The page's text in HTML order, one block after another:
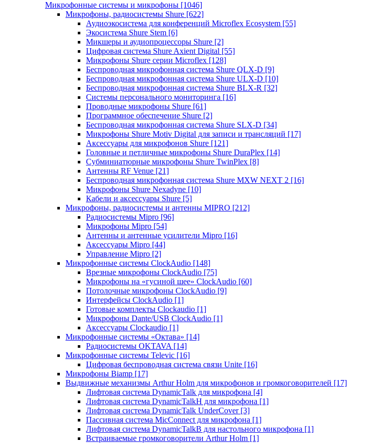
Микрофонные системы и микрофоны [1046]
Микрофоны, радиосистемы Shure [622]
Аудиоэкосистема для конференций Microflex Ecosystem [55]
Экосистема Shure Stem [6]
Микшеры и аудиопроцессоры Shure [2]
Цифровая система Shure Axient Digital [55]
Микрофоны Shure серии Microflex [128]
Беспроводная микрофонная система Shure QLX-D [9]
Беспроводная микрофонная система Shure ULX-D [10]
Беспроводная микрофонная система Shure BLX-R [32]
Системы персонального мониторинга [16]
Проводные микрофоны Shure [61]
Программное обеспечение Shure [2]
Беспроводная микрофонная система Shure SLX-D [34]
Микрофоны Shure Motiv Digital для записи и трансляций [17]
Аксессуары для микрофонов Shure [121]
Головные и петличные микрофоны Shure DuraPlex [14]
Субминиатюрные микрофоны Shure TwinPlex [8]
Антенны RF Venue [21]
Беспроводная микрофонная система Shure MXW NEXT 2 [16]
Микрофоны Shure Nexadyne [10]
Кабели и аксессуары Shure [5]
Микрофоны, радиосистемы и антенны MIPRO [212]
Радиосистемы Mipro [96]
Микрофоны Mipro [54]
Антенны и антенные усилители Mipro [16]
Аксессуары Mipro [44]
Управление Mipro [2]
Микрофонные системы ClockAudio [148]
Врезные микрофоны ClockAudio [75]
Микрофоны на «гусиной шее» ClockAudio [60]
Потолочные микрофоны ClockAudio [9]
Интерфейсы ClockAudio [1]
Готовые комплекты Clockaudio [1]
Микрофоны Dante/USB ClockAudio [1]
Аксессуары Clockaudio [1]
Микрофонные системы «Октава» [14]
Радиосистемы OKTAVA [14]
Микрофонные системы Televic [16]
Цифровая беспроводная система связи Unite [16]
Микрофоны Biamp [17]
Выдвижные механизмы Arthur Holm для микрофонов и громкоговорителей [17]
Лифтовая система DynamicTalk для микрофона [4]
Лифтовая система DynamicTalkH для микрофона [1]
Лифтовая система DynamicTalk UnderCover [3]
Пассивная система MicConnect для микрофона [1]
Лифтовая система DynamicTalkB для настольного микрофона [1]
Встраиваемые громкоговорители Arthur Holm [1]